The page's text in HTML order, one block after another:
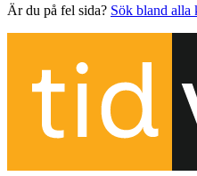
Är du på fel sida? Sök bland alla